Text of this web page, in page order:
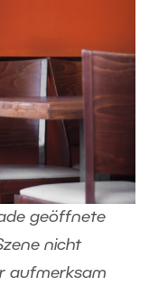
geöffnete
nicht
aufmerksam